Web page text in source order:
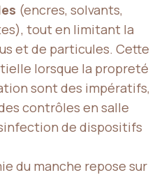
(encres, solvants,
tout en limitant la
et de particules. Cette
lorsque la propreté
sont des impératifs,
contrôles en salle
de dispositifs
du manche repose sur